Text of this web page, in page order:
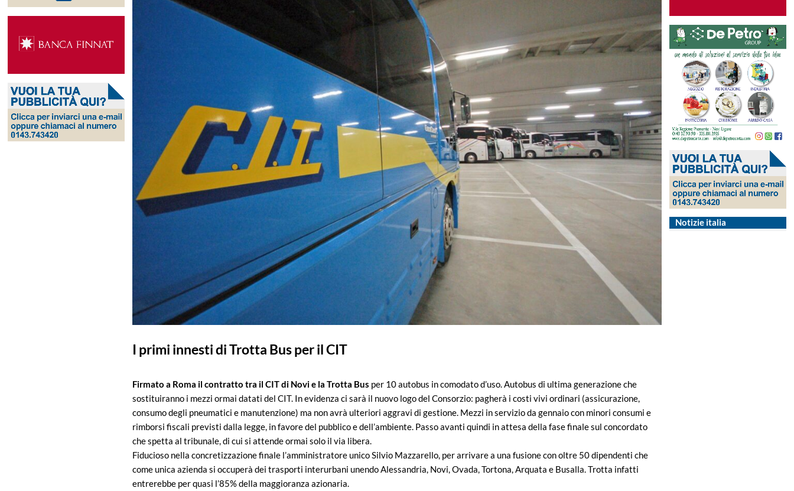
I primi innesti di Trotta Bus per il CIT
Firmato a Roma il contratto tra il CIT di Novi e la Trotta Bus per 10 autobus in comodato d’uso. Autobus di ultima generazione che
sostituiranno i mezzi ormai datati del CIT. In evidenza ci sarà il nuovo logo del Consorzio: pagherà i costi vivi ordinari (assicurazione,
consumo degli pneumatici e manutenzione) ma non avrà ulteriori aggravi di gestione. Mezzi in servizio da gennaio con minori consumi e
rimborsi fiscali previsti dalla legge, in favore del pubblico e dell’ambiente. Passo avanti quindi in attesa della fase finale sul concordato
che spetta al tribunale, di cui si attende ormai solo il via libera.
Fiducioso nella concretizzazione finale l’amministratore unico Silvio Mazzarello, per arrivare a una fusione con oltre 50 dipendenti che
come unica azienda si occuperà dei trasporti interurbani unendo Alessandria, Novi, Ovada, Tortona, Arquata e Busalla. Trotta infatti
entrerebbe per quasi l’85% della maggioranza azionaria.
Notizie italia